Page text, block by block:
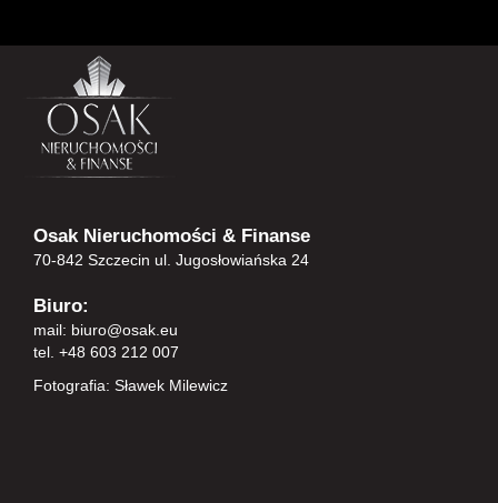
Osak Nieruchomości & Finanse
70-842 Szczecin ul. Jugosłowiańska 24
Biuro:
mail: biuro@osak.eu
tel. +48 603 212 007
Fotografia: Sławek Milewicz